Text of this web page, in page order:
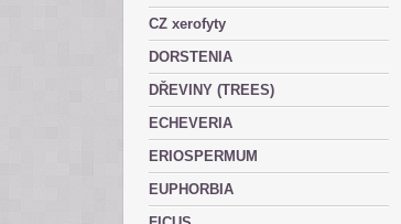
CZ xerofyty
DORSTENIA
DŘEVINY (TREES)
ECHEVERIA
ERIOSPERMUM
EUPHORBIA